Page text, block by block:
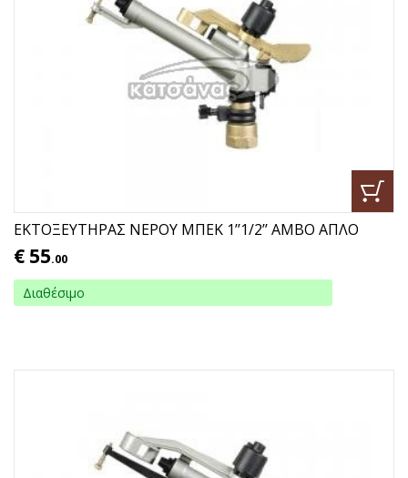
ΕΚΤΟΞΕΥΤΗΡΑΣ ΝΕΡΟΥ ΜΠΕΚ 1’’1/2’’ AMBO ΑΠΛΟ
€ 55.00
Διαθέσιμο